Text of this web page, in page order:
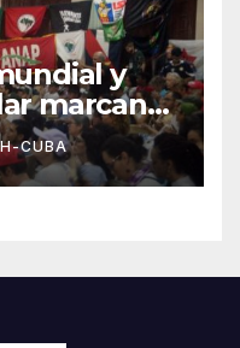
y
marcan
CUBA